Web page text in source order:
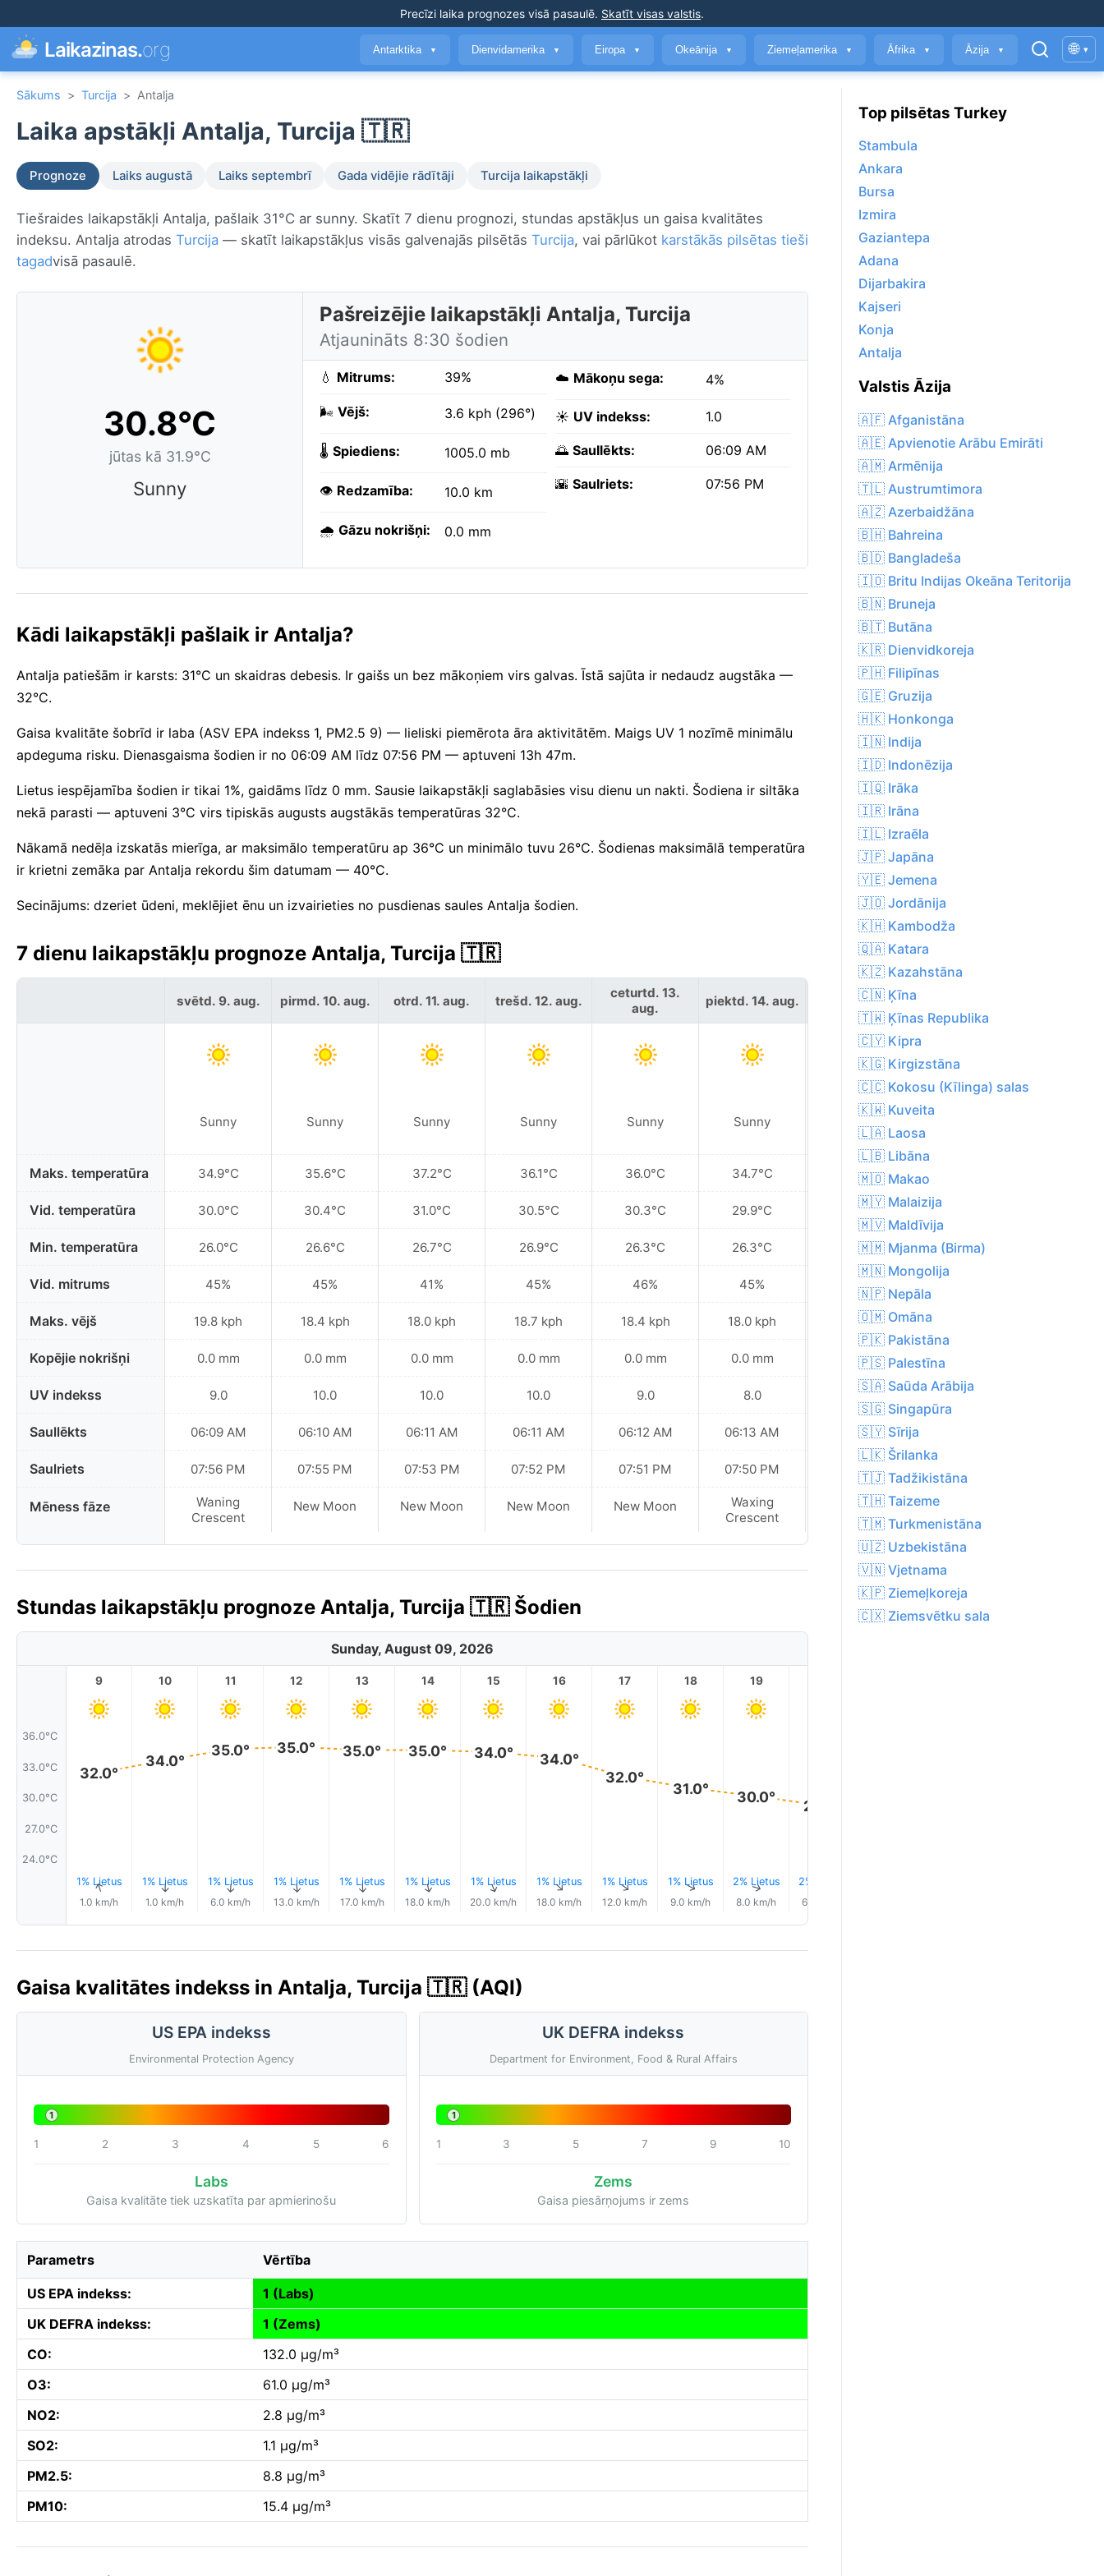
Precīzi laika prognozes visā pasaulē. Skatīt visas valstis.
Laikazinas.org Antarktika ▼ Dienvidamerika ▼ Eiropa ▼ Okeānija ▼ Ziemeļamerika ▼ Āfrika ▼ Āzija ▼ 🌐 ▾
Sākums > Turcija > Antalja
Laika apstākļi Antalja, Turcija 🇹🇷
Prognoze Laiks augustā Laiks septembrī Gada vidējie rādītāji Turcija laikapstākļi
Tiešraides laikapstākļi Antalja, pašlaik 31°C ar sunny. Skatīt 7 dienu prognozi, stundas apstākļus un gaisa kvalitātes
indeksu. Antalja atrodas Turcija — skatīt laikapstākļus visās galvenajās pilsētās Turcija, vai pārlūkot karstākās pilsētas tieši
tagadvisā pasaulē.
30.8°C
jūtas kā 31.9°C
Sunny
Pašreizējie laikapstākļi Antalja, Turcija
Atjaunināts 8:30 šodien
💧 Mitrums: 39%
🌬️ Vējš: 3.6 kph (296°)
🌡️ Spiediens: 1005.0 mb
👁️ Redzamība: 10.0 km
🌧️ Gāzu nokrišņi: 0.0 mm
☁️ Mākoņu sega: 4%
☀️ UV indekss: 1.0
🌅 Saullēkts: 06:09 AM
🌇 Saulriets: 07:56 PM
Kādi laikapstākļi pašlaik ir Antalja?
Antalja patiešām ir karsts: 31°C un skaidras debesis. Ir gaišs un bez mākoņiem virs galvas. Īstā sajūta ir nedaudz augstāka —
32°C.
Gaisa kvalitāte šobrīd ir laba (ASV EPA indekss 1, PM2.5 9) — lieliski piemērota āra aktivitātēm. Maigs UV 1 nozīmē minimālu
apdeguma risku. Dienasgaisma šodien ir no 06:09 AM līdz 07:56 PM — aptuveni 13h 47m.
Lietus iespējamība šodien ir tikai 1%, gaidāms līdz 0 mm. Sausie laikapstākļi saglabāsies visu dienu un nakti. Šodiena ir siltāka
nekā parasti — aptuveni 3°C virs tipiskās augusts augstākās temperatūras 32°C.
Nākamā nedēļa izskatās mierīga, ar maksimālo temperatūru ap 36°C un minimālo tuvu 26°C. Šodienas maksimālā temperatūra
ir krietni zemāka par Antalja rekordu šim datumam — 40°C.
Secinājums: dzeriet ūdeni, meklējiet ēnu un izvairieties no pusdienas saules Antalja šodien.
7 dienu laikapstākļu prognoze Antalja, Turcija 🇹🇷
Maks. temperatūra
Vid. temperatūra
Min. temperatūra
Vid. mitrums
Maks. vējš
Kopējie nokrišņi
UV indekss
Saullēkts
Saulriets
Mēness fāze
svētd. 9. aug.
Sunny
34.9°C
30.0°C
26.0°C
45%
19.8 kph
0.0 mm
9.0
06:09 AM
07:56 PM
Waning
Crescent
pirmd. 10. aug.
Sunny
35.6°C
30.4°C
26.6°C
45%
18.4 kph
0.0 mm
10.0
06:10 AM
07:55 PM
New Moon
otrd. 11. aug.
Sunny
37.2°C
31.0°C
26.7°C
41%
18.0 kph
0.0 mm
10.0
06:11 AM
07:53 PM
New Moon
trešd. 12. aug.
Sunny
36.1°C
30.5°C
26.9°C
45%
18.7 kph
0.0 mm
10.0
06:11 AM
07:52 PM
New Moon
ceturtd. 13.
aug.
Sunny
36.0°C
30.3°C
26.3°C
46%
18.4 kph
0.0 mm
9.0
06:12 AM
07:51 PM
New Moon
piektd. 14. aug.
Sunny
34.7°C
29.9°C
26.3°C
45%
18.0 kph
0.0 mm
8.0
06:13 AM
07:50 PM
Waxing
Crescent
sestd. 15. aug.
35.5°C
29.8°C
25.5°C
44%
19.4 kph
0.0 mm
9.0
06:14 AM
07:49 PM
Waxing
Crescent
Stundas laikapstākļu prognoze Antalja, Turcija 🇹🇷 Šodien
Sunday, August 09, 2026
36.0°C
33.0°C
30.0°C
27.0°C
24.0°C
9
32.0°
1% Lietus
↑
1.0 km/h
10
34.0°
1% Lietus
↑
1.0 km/h
11
35.0°
1% Lietus
↑
6.0 km/h
12
35.0°
1% Lietus
↑
13.0 km/h
13
35.0°
1% Lietus
↑
17.0 km/h
14
35.0°
1% Lietus
↑
18.0 km/h
15
34.0°
1% Lietus
↑
20.0 km/h
16
34.0°
1% Lietus
↑
18.0 km/h
17
32.0°
1% Lietus
↑
12.0 km/h
18
31.0°
1% Lietus
↑
9.0 km/h
19
30.0°
2% Lietus
↑
8.0 km/h
29.0°
2% Lietus
6.0 km/h
Gaisa kvalitātes indekss in Antalja, Turcija 🇹🇷 (AQI)
US EPA indekss
Environmental Protection Agency
1
1 2 3 4 5 6
Labs
Gaisa kvalitāte tiek uzskatīta par apmierinošu
UK DEFRA indekss
Department for Environment, Food & Rural Affairs
1
1 3 5 7 9 10
Zems
Gaisa piesārņojums ir zems
Parametrs Vērtība
US EPA indekss:
1 (Labs)
UK DEFRA indekss:
1 (Zems)
CO:
132.0 µg/m³
O3:
61.0 µg/m³
NO2:
2.8 µg/m³
SO2:
1.1 µg/m³
PM2.5:
8.8 µg/m³
PM10:
15.4 µg/m³
Top pilsētas Turkey
Stambula
Ankara
Bursa
Izmira
Gaziantepa
Adana
Dijarbakira
Kajseri
Konja
Antalja
Valstis Āzija
🇦🇫 Afganistāna
🇦🇪 Apvienotie Arābu Emirāti
🇦🇲 Armēnija
🇹🇱 Austrumtimora
🇦🇿 Azerbaidžāna
🇧🇭 Bahreina
🇧🇩 Bangladeša
🇮🇴 Britu Indijas Okeāna Teritorija
🇧🇳 Bruneja
🇧🇹 Butāna
🇰🇷 Dienvidkoreja
🇵🇭 Filipīnas
🇬🇪 Gruzija
🇭🇰 Honkonga
🇮🇳 Indija
🇮🇩 Indonēzija
🇮🇶 Irāka
🇮🇷 Irāna
🇮🇱 Izraēla
🇯🇵 Japāna
🇾🇪 Jemena
🇯🇴 Jordānija
🇰🇭 Kambodža
🇶🇦 Katara
🇰🇿 Kazahstāna
🇨🇳 Ķīna
🇹🇼 Ķīnas Republika
🇨🇾 Kipra
🇰🇬 Kirgizstāna
🇨🇨 Kokosu (Kīlinga) salas
🇰🇼 Kuveita
🇱🇦 Laosa
🇱🇧 Libāna
🇲🇴 Makao
🇲🇾 Malaizija
🇲🇻 Maldīvija
🇲🇲 Mjanma (Birma)
🇲🇳 Mongolija
🇳🇵 Nepāla
🇴🇲 Omāna
🇵🇰 Pakistāna
🇵🇸 Palestīna
🇸🇦 Saūda Arābija
🇸🇬 Singapūra
🇸🇾 Sīrija
🇱🇰 Šrilanka
🇹🇯 Tadžikistāna
🇹🇭 Taizeme
🇹🇲 Turkmenistāna
🇺🇿 Uzbekistāna
🇻🇳 Vjetnama
🇰🇵 Ziemeļkoreja
🇨🇽 Ziemsvētku sala